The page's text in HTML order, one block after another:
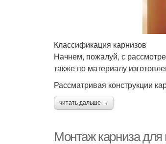
Классификация карнизов
Начнем, пожалуй, с
также по материалу
Рассматривая конструкции
читать дальше →
Монтаж карниза для